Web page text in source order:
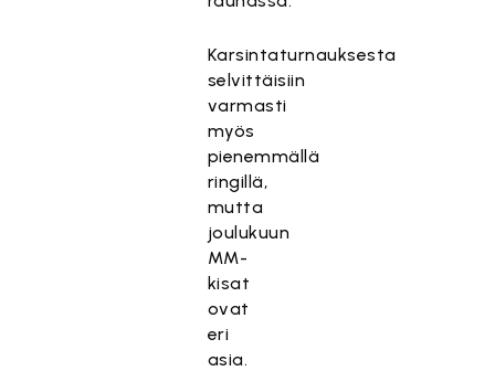
Karsintaturnauksesta
selvittäisiin
varmasti
myös
pienemmällä
ringillä,
mutta
joulukuun
MM-
kisat
ovat
eri
asia.